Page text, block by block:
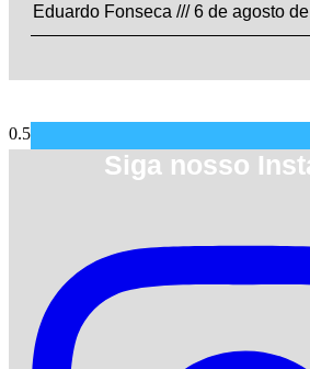
Eduardo Fonseca
6 de agosto
Siga nosso